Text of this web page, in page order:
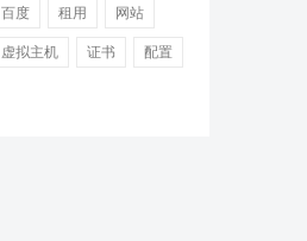
百度 租用 网站
虚拟主机 证书 配置